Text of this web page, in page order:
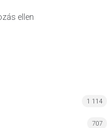
ellen
1 114
707